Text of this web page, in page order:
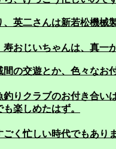
、英二さんは新若松機械
おじいちゃんは、真一
の交遊とか、色々なお
りクラブのお付き合い
楽しめたはず。
く忙しい時代でもあり